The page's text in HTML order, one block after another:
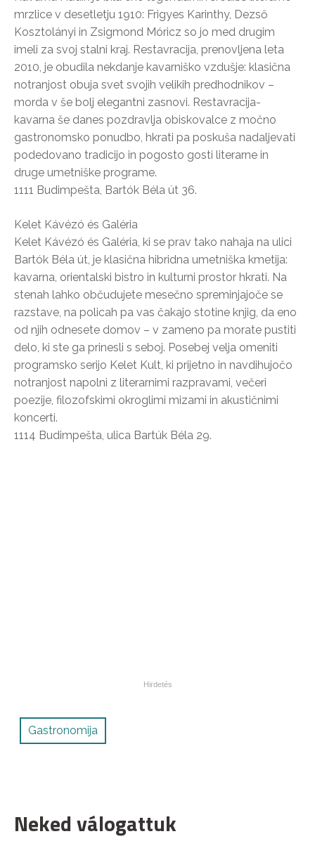
mrzlice v desetletju 1910: Frigyes Karinthy, Dezső
Kosztolányi in Zsigmond Móricz so jo med drugim
imeli za svoj stalni kraj. Restavracija, prenovljena leta
2010, je obudila nekdanje kavarniško vzdušje: klasična
notranjost obuja svet svojih velikih predhodnikov –
morda v še bolj elegantni zasnovi. Restavracija-
kavarna še danes pozdravlja obiskovalce z močno
gastronomsko ponudbo, hkrati pa poskuša nadaljevati
podedovano tradicijo in pogosto gosti literarne in
druge umetniške programe.
1111 Budimpešta, Bartók Béla út 36.
Kelet Kávézó és Galéria
Kelet Kávézó és Galéria, ki se prav tako nahaja na ulici
Bartók Béla út, je klasična hibridna umetniška kmetija:
kavarna, orientalski bistro in kulturni prostor hkrati. Na
stenah lahko občudujete mesečno spreminjajoče se
razstave, na policah pa vas čakajo stotine knjig, da eno
od njih odnesete domov – v zameno pa morate pustiti
delo, ki ste ga prinesli s seboj. Posebej velja omeniti
programsko serijo Kelet Kult, ki prijetno in navdihujočo
notranjost napolni z literarnimi razpravami, večeri
poezije, filozofskimi okroglimi mizami in akustičnimi
koncerti.
1114 Budimpešta, ulica Bartúk Béla 29.
Gastronomija
Neked válogattuk